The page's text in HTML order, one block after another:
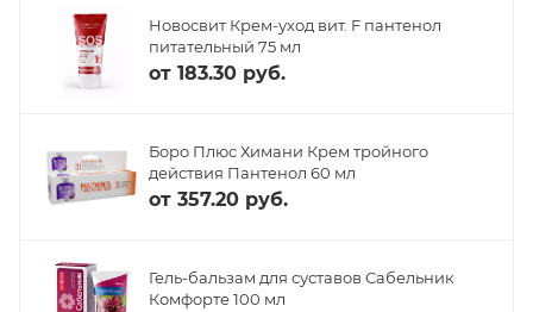
Новосвит Крем-уход вит. F пантенол
питательный 75 мл
от 183.30 руб.
Боро Плюс Химани Крем тройного
действия Пантенол 60 мл
от 357.20 руб.
Гель-бальзам для суставов Сабельник
Комфорте 100 мл